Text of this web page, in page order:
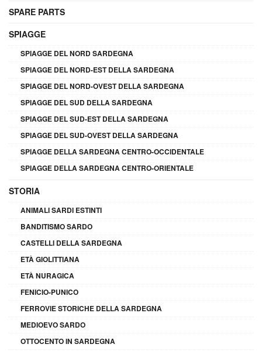
SPARE PARTS
SPIAGGE
SPIAGGE DEL NORD SARDEGNA
SPIAGGE DEL NORD-EST DELLA SARDEGNA
SPIAGGE DEL NORD-OVEST DELLA SARDEGNA
SPIAGGE DEL SUD DELLA SARDEGNA
SPIAGGE DEL SUD-EST DELLA SARDEGNA
SPIAGGE DEL SUD-OVEST DELLA SARDEGNA
SPIAGGE DELLA SARDEGNA CENTRO-OCCIDENTALE
SPIAGGE DELLA SARDEGNA CENTRO-ORIENTALE
STORIA
ANIMALI SARDI ESTINTI
BANDITISMO SARDO
CASTELLI DELLA SARDEGNA
ETÀ GIOLITTIANA
ETÀ NURAGICA
FENICIO-PUNICO
FERROVIE STORICHE DELLA SARDEGNA
MEDIOEVO SARDO
OTTOCENTO IN SARDEGNA